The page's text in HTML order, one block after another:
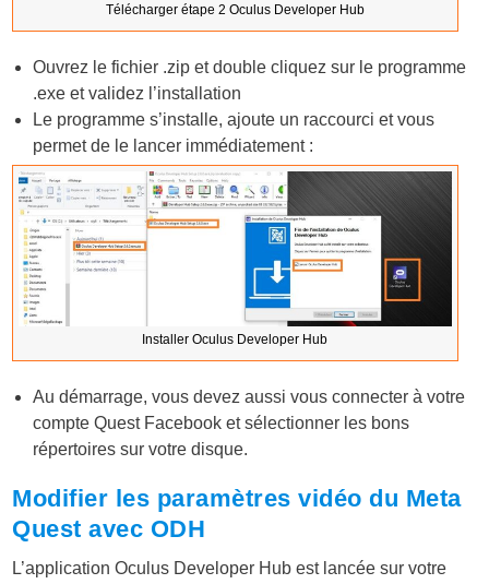
Télécharger étape 2 Oculus Developer Hub
Ouvrez le fichier .zip et double cliquez sur le programme
.exe et validez l’installation
Le programme s’installe, ajoute un raccourci et vous
permet de le lancer immédiatement :
Installer Oculus Developer Hub
Au démarrage, vous devez aussi vous connecter à votre
compte Quest Facebook et sélectionner les bons
répertoires sur votre disque.
Modifier les paramètres vidéo du Meta
Quest avec ODH
L’application Oculus Developer Hub est lancée sur votre